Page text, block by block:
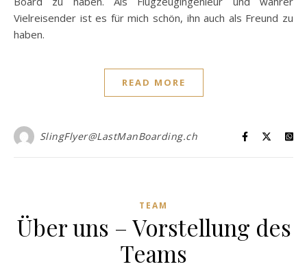
Vielreisender ist es für mich schön, ihn auch als Freund zu
haben.
READ MORE
SlingFlyer@LastManBoarding.ch
TEAM
Über uns – Vorstellung des
Teams